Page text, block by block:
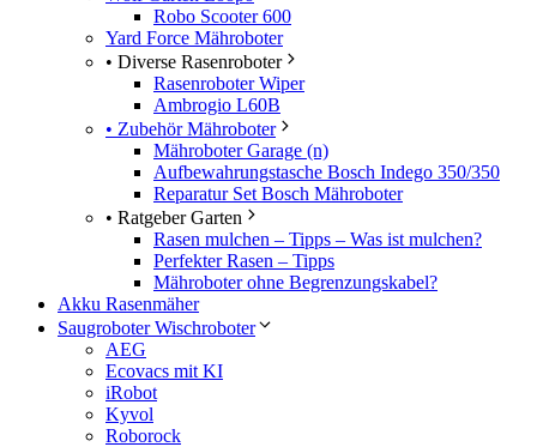
Robo Scooter 600
Yard Force Mähroboter
• Diverse Rasenroboter
Rasenroboter Wiper
Ambrogio L60B
• Zubehör Mähroboter
Mähroboter Garage (n)
Aufbewahrungstasche Bosch Indego 350/350
Reparatur Set Bosch Mähroboter
• Ratgeber Garten
Rasen mulchen – Tipps – Was ist mulchen?
Perfekter Rasen – Tipps
Mähroboter ohne Begrenzungskabel?
Akku Rasenmäher
Saugroboter Wischroboter
AEG
Ecovacs mit KI
iRobot
Kyvol
Roborock